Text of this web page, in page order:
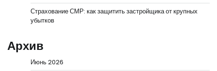
Страхование СМР: как защитить застройщика от крупных
убытков
Архив
Июнь 2026